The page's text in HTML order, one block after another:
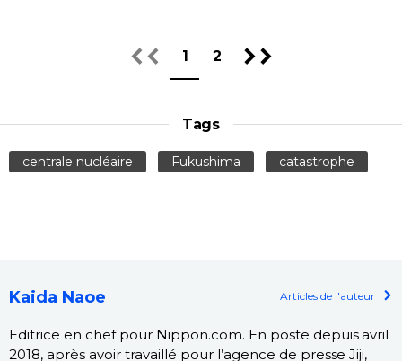
1 2
Tags
centrale nucléaire Fukushima catastrophe
Kaida Naoe Articles de l'auteur
Editrice en chef pour Nippon.com. En poste depuis avril
2018, après avoir travaillé pour l’agence de presse Jiji,